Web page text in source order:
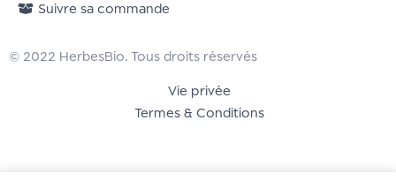
Suivre sa commande
© 2022 HerbesBio. Tous droits réservés
Vie privée
Termes & Conditions